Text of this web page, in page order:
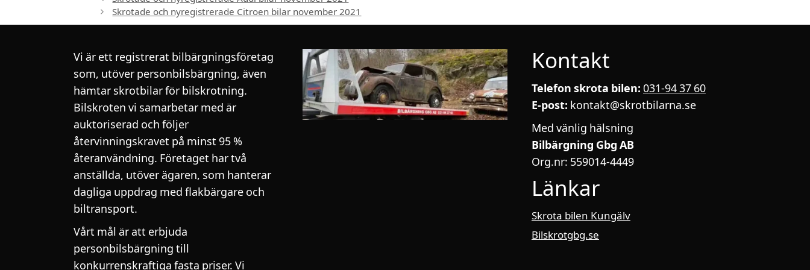
Skrotade och nyregistrerade Citroen bilar november 2021
Vi är ett registrerat bilbärgningsföretag
som, utöver personbilsbärgning, även
hämtar skrotbilar för bilskrotning.
Bilskroten vi samarbetar med är
auktoriserad och följer
återvinningskravet på minst 95 %
återanvändning. Företaget har två
anställda, utöver ägaren, som hanterar
dagliga uppdrag med flakbärgare och
biltransport.
Vårt mål är att erbjuda
personbilsbärgning till
konkurrenskraftiga fasta priser. Vi
Kontakt
Telefon skrota bilen: 031-94 37 60
E-post: kontakt@skrotbilarna.se
Med vänlig hälsning
Bilbärgning Gbg AB
Org.nr: 559014-4449
Länkar
Skrota bilen Kungälv
Bilskrotgbg.se